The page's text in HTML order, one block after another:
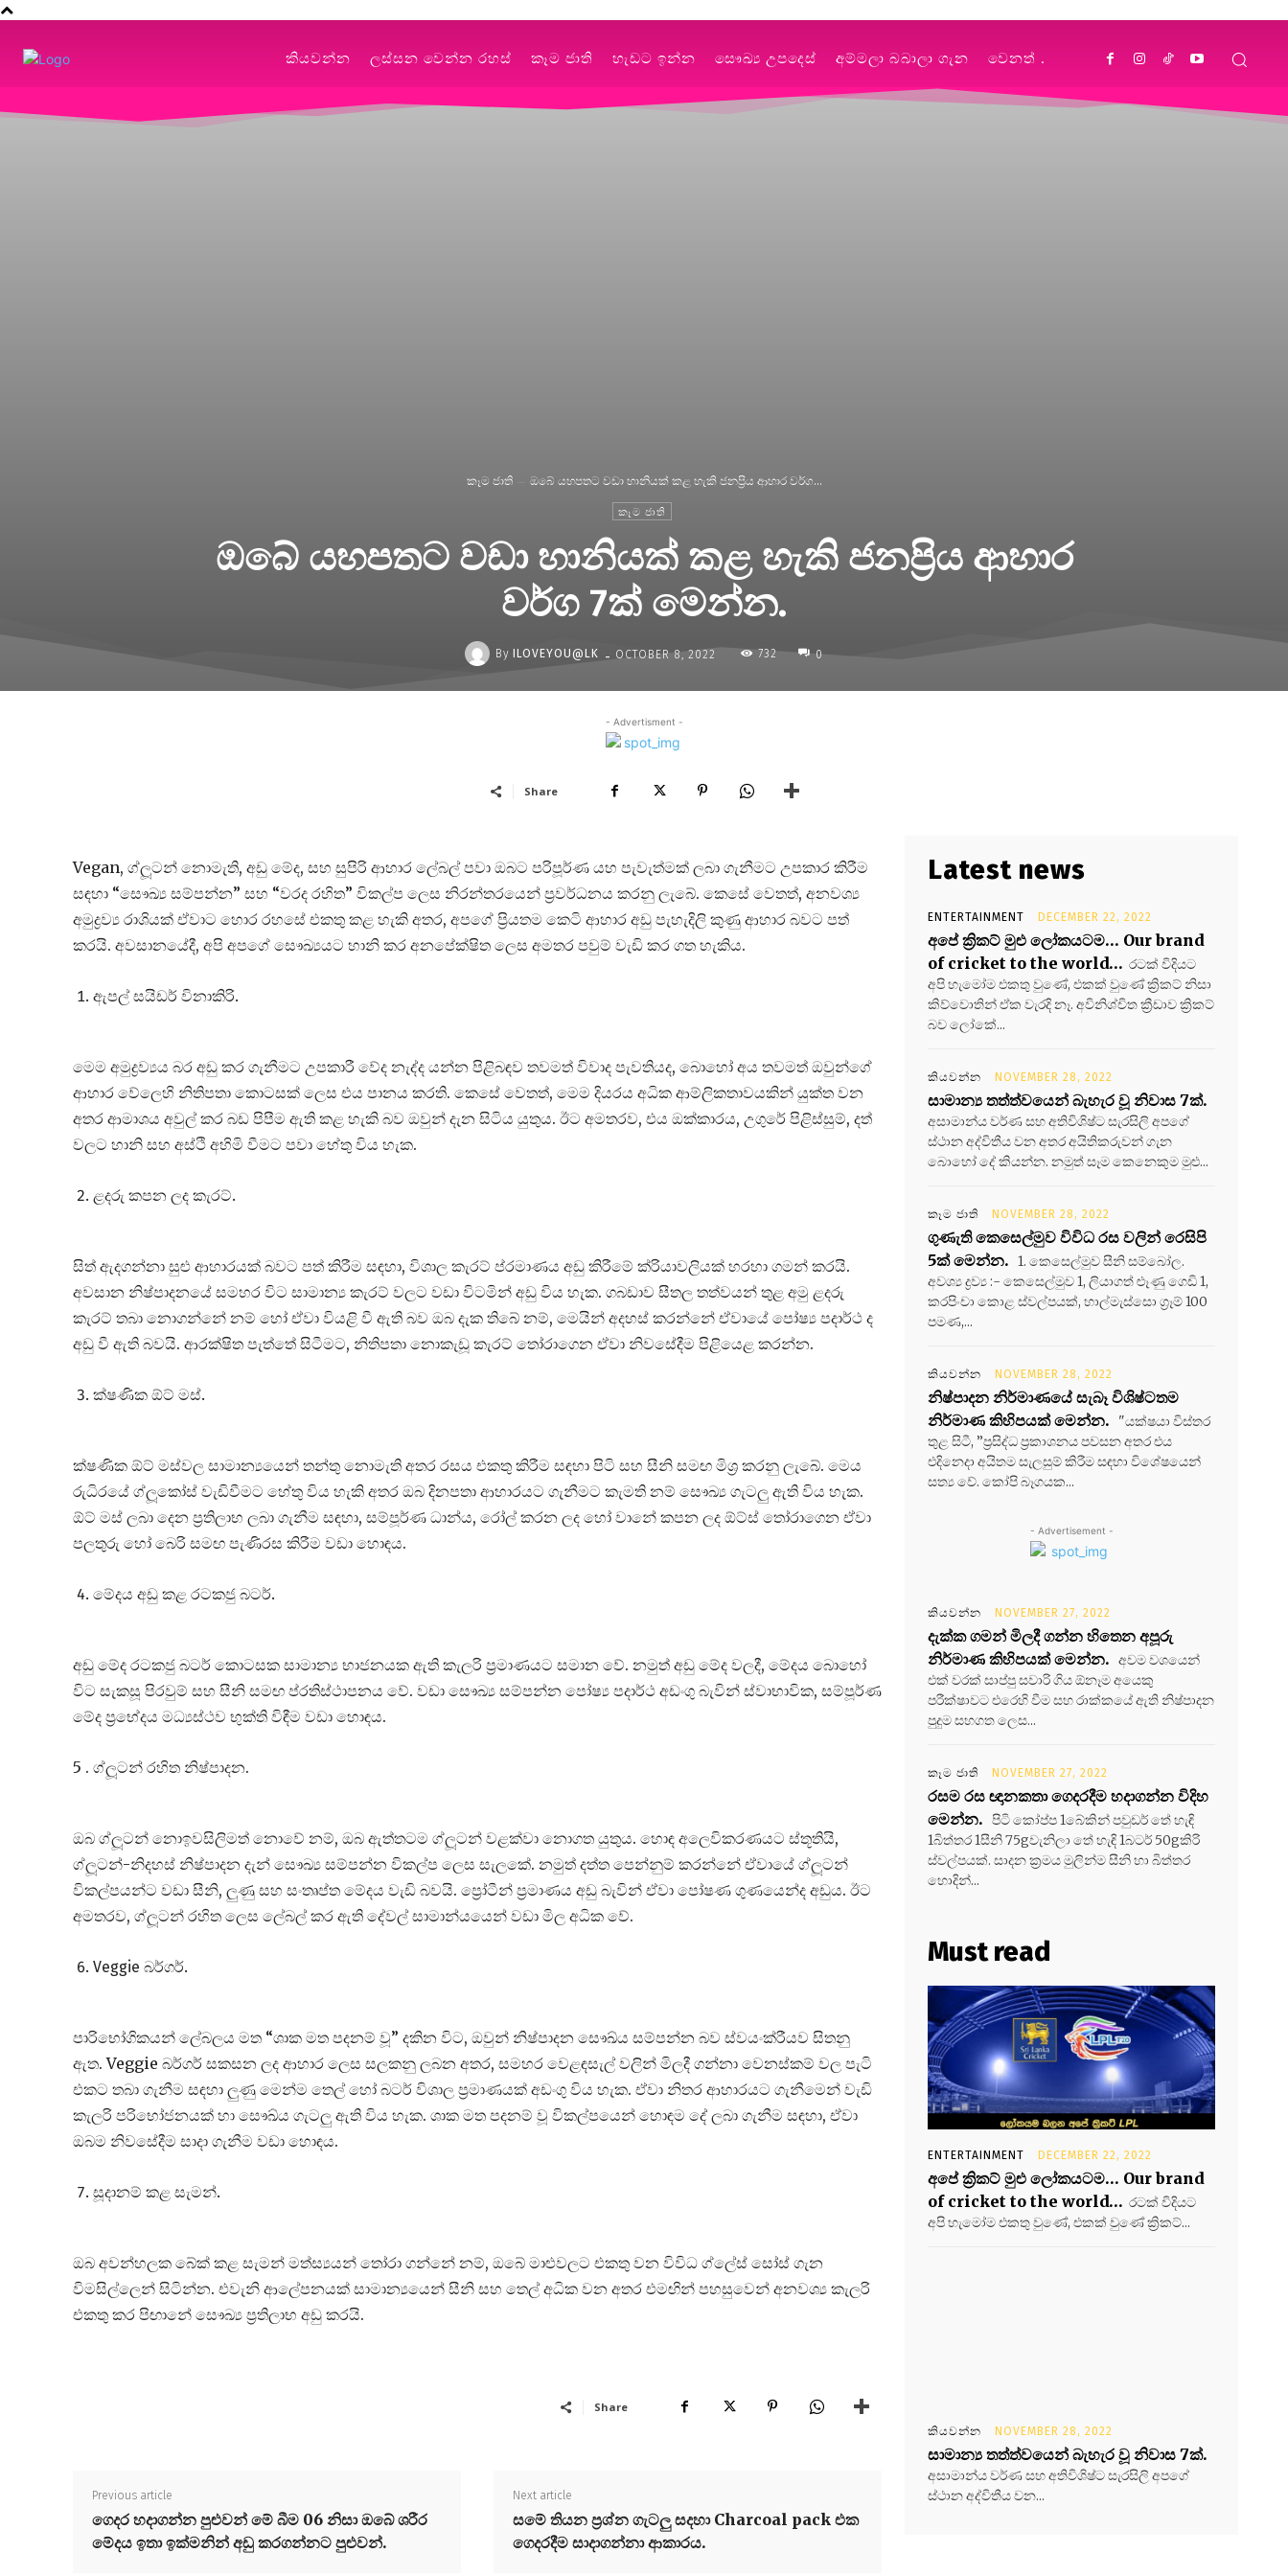
කියවන්න ලස්සන වෙන්න රහස් කෑම ජාති හැඩට ඉන්න සෞඛ්‍ය උපදෙස් අම්මලා බබාලා ගැන වෙනත්
කෑම ජාති ඔබේ යහපතට වඩා හානියක් කළ හැකි ජනප්‍රිය ආහාර වර්ග...
කෑම ජාති
ඔබේ යහපතට වඩා හානියක් කළ හැකි ජනප්‍රිය ආහාර
වර්ග 7ක් මෙන්න.
By ILOVEYOU@LK - OCTOBER 8, 2022 732 0
- Advertisment -
Share
Vegan, ග්ලූටන් නොමැති, අඩු මේද, සහ සුපිරි ආහාර ලේබල් පවා ඔබට පරිපූර්ණ යහ පැවැත්මක් ලබා ගැනීමට උපකාර කිරීම
සඳහා “සෞඛ්‍ය සම්පන්න” සහ “වරද රහිත” විකල්ප ලෙස නිරන්තරයෙන් ප්‍රවර්ධනය කරනු ලැබේ. කෙසේ වෙතත්, අනවශ්‍ය
අමුද්‍රව්‍ය රාශියක් ඒවාට හොර රහසේ එකතු කළ හැකි අතර, අපගේ ප්‍රියතම කෙටි ආහාර අඩු පැහැදිලි කුණු ආහාර බවට පත්
කරයි. අවසානයේදී, අපි අපගේ සෞඛ්‍යයට හානි කර අනපේක්ෂිත ලෙස අමතර පවුම් වැඩි කර ගත හැකිය.
ඇපල් සයිඩර් විනාකිරි.
මෙම අමුද්‍රව්‍යය බර අඩු කර ගැනීමට උපකාරී වේද නැද්ද යන්න පිළිබඳව තවමත් විවාද පැවතියද, බොහෝ අය තවමත් ඔවුන්ගේ
ආහාර වේලෙහි නිතිපතා කොටසක් ලෙස එය පානය කරති. කෙසේ වෙතත්, මෙම දියරය අධික ආම්ලිකතාවයකින් යුක්ත වන
අතර ආමාශය අවුල් කර බඩ පිපීම ඇති කළ හැකි බව ඔවුන් දැන සිටිය යුතුය. ඊට අමතරව, එය ඔක්කාරය, උගුරේ පිළිස්සුම්, දත්
වලට හානි සහ අස්ථි අහිමි වීමට පවා හේතු විය හැක.
ළදරු කපන ලද කැරට්.
සිත් ඇදගන්නා සුළු ආහාරයක් බවට පත් කිරීම සඳහා, විශාල කැරට් ප්රමාණය අඩු කිරීමේ ක්රියාවලියක් හරහා ගමන් කරයි.
අවසාන නිෂ්පාදනයේ සමහර විට සාමාන්‍ය කැරට් වලට වඩා විටමින් අඩු විය හැක. ගබඩාව සීතල තත්වයන් තුළ අමු ළදරු
කැරට් තබා නොගන්නේ නම් හෝ ඒවා වියළි වී ඇති බව ඔබ දැක තිබේ නම්, මෙයින් අදහස් කරන්නේ ඒවායේ පෝෂ්‍ය පදාර්ථ ද
අඩු වී ඇති බවයි. ආරක්ෂිත පැත්තේ සිටීමට, නිතිපතා නොකැඩූ කැරට් තෝරාගෙන ඒවා නිවසේදීම පිළියෙළ කරන්න.
ක්ෂණික ඕට් මස්.
ක්ෂණික ඕට් මස්වල සාමාන්‍යයෙන් තන්තු නොමැති අතර රසය එකතු කිරීම සඳහා පිටි සහ සීනි සමඟ මිශ්‍ර කරනු ලැබේ. මෙය
රුධිරයේ ග්ලූකෝස් වැඩිවීමට හේතු විය හැකි අතර ඔබ දිනපතා ආහාරයට ගැනීමට කැමති නම් සෞඛ්‍ය ගැටලු ඇති විය හැක.
ඕට් මස් ලබා දෙන ප්‍රතිලාභ ලබා ගැනීම සඳහා, සම්පූර්ණ ධාන්ය, රෝල් කරන ලද හෝ වානේ කපන ලද ඕට්ස් තෝරාගෙන ඒවා
පලතුරු හෝ බෙරි සමඟ පැණිරස කිරීම වඩා හොඳය.
මේදය අඩු කළ රටකජු බටර්.
අඩු මේද රටකජු බටර් කොටසක සාමාන්‍ය භාජනයක ඇති කැලරි ප්‍රමාණයට සමාන වේ. නමුත් අඩු මේද වලදී, මේදය බොහෝ
විට සැකසූ පිරවුම් සහ සීනි සමඟ ප්රතිස්ථාපනය වේ. වඩා සෞඛ්‍ය සම්පන්න පෝෂ්‍ය පදාර්ථ අඩංගු බැවින් ස්වාභාවික, සම්පූර්ණ
මේද ප්‍රභේදය මධ්‍යස්ථව භුක්ති විඳීම වඩා හොඳය.
5 . ග්ලූටන් රහිත නිෂ්පාදන.
ඔබ ග්ලූටන් නොඉවසිලිමත් නොවේ නම්, ඔබ ඇත්තටම ග්ලූටන් වළක්වා නොගත යුතුය. හොඳ අලෙවිකරණයට ස්තූතියි,
ග්ලූටන්-නිදහස් නිෂ්පාදන දැන් සෞඛ්‍ය සම්පන්න විකල්ප ලෙස සැලකේ. නමුත් දත්ත පෙන්නුම් කරන්නේ ඒවායේ ග්ලූටන්
විකල්පයන්ට වඩා සීනි, ලුණු සහ සංතෘප්ත මේදය වැඩි බවයි. ප්‍රෝටීන් ප්‍රමාණය අඩු බැවින් ඒවා පෝෂණ ගුණයෙන්ද අඩුය. ඊට
අමතරව, ග්ලූටන් රහිත ලෙස ලේබල් කර ඇති දේවල් සාමාන්යයෙන් වඩා මිල අධික වේ.
Veggie බර්ගර්.
පාරිභෝගිකයන් ලේබලය මත “ශාක මත පදනම් වූ” දකින විට, ඔවුන් නිෂ්පාදන සෞඛ්ය සම්පන්න බව ස්වයංක්රීයව සිතනු
ඇත. Veggie බර්ගර් සකසන ලද ආහාර ලෙස සලකනු ලබන අතර, සමහර වෙළඳසැල් වලින් මිලදී ගන්නා වෙනස්කම් වල පැටි
එකට තබා ගැනීම සඳහා ලුණු මෙන්ම තෙල් හෝ බටර් විශාල ප්‍රමාණයක් අඩංගු විය හැක. ඒවා නිතර ආහාරයට ගැනීමෙන් වැඩි
කැලරි පරිභෝජනයක් හා සෞඛ්ය ගැටලු ඇති විය හැක. ශාක මත පදනම් වූ විකල්පයෙන් හොඳම දේ ලබා ගැනීම සඳහා, ඒවා
ඔබම නිවසේදීම සාදා ගැනීම වඩා හොඳය.
සූදානම් කළ සැමන්.
ඔබ අවන්හලක බේක් කළ සැමන් මත්ස්‍යයන් තෝරා ගන්නේ නම්, ඔබේ මාළුවලට එකතු වන විවිධ ග්ලේස් සෝස් ගැන
විමසිල්ලෙන් සිටින්න. එවැනි ආලේපනයක් සාමාන්‍යයෙන් සීනි සහ තෙල් අධික වන අතර එමඟින් පහසුවෙන් අනවශ්‍ය කැලරි
එකතු කර පිඟානේ සෞඛ්‍ය ප්‍රතිලාභ අඩු කරයි.
Share
Previous article
ගෙදර හදාගන්න පුළුවන් මේ බීම 06 නිසා ඔබේ ශරීර
මේදය ඉතා ඉක්මනින් අඩු කරගන්නට පුළුවන්.
Next article
සමේ තියන ප්‍රශ්න ගැටලු සදහා Charcoal pack එක
ගෙදරදීම සාදාගන්නා ආකාරය.
Latest news
ENTERTAINMENT DECEMBER 22, 2022
අපේ ක්‍රිකට් මුළු ලෝකයටම… Our brand
of cricket to the world… රටක් විදියට
අපි හැමෝම එකතු වුණේ, එකක් වුණේ ක්‍රිකට් නිසා
කිව්වොතින් ඒක වැරදි නෑ. අවිනිශ්චිත ක්‍රීඩාව ක්‍රිකට්
බව ලෝකේ...
කියවන්න NOVEMBER 28, 2022
සාමාන්‍ය තත්ත්වයෙන් බැහැර වූ නිවාස 7ක්.
අසාමාන්ය වර්ණ සහ අතිවිශිෂ්ට සැරසිලි අපගේ
ස්ථාන අද්විතීය වන අතර අයිතිකරුවන් ගැන
බොහෝ දේ කියන්න. නමුත් සෑම කෙනෙකුම මුළු...
කෑම ජාති NOVEMBER 28, 2022
ගුණැති කෙසෙල්මුව විවිධ රස වලින් රෙසිපි
5ක් මෙන්න. 1. කෙසෙල්මුව සීනි සම්බෝල.
අවශ්‍ය ද්‍රව්‍ය :- කෙසෙල්මුව 1, ලියාගත් ළූණු ගෙඩි 1,
කරපිංචා කොළ ස්වල්පයක්, හාල්මැස්සො ග්‍රෑම් 100
පමණ,...
කියවන්න NOVEMBER 28, 2022
නිෂ්පාදන නිර්මාණයේ සැබෑ විශිෂ්ටතම
නිර්මාණ කිහිපයක් මෙන්න.
"යක්ෂයා විස්තර
තුළ සිටී, ”ප්‍රසිද්ධ ප්‍රකාශනය පවසන අතර එය
එදිනෙදා අයිතම සැලසුම් කිරීම සඳහා විශේෂයෙන්
සත්‍ය වේ. කෝපි බෑගයක...
- Advertisement -
කියවන්න NOVEMBER 27, 2022
දැක්ක ගමන් මිලදී ගන්න හිතෙන අපූරු
නිර්මාණ කිහිපයක් මෙන්න. අවම වශයෙන්
එක් වරක් සාප්පු සවාරි ගිය ඕනෑම අයෙකු
පරීක්ෂාවට එරෙහි වීම සහ රාක්කයේ ඇති නිෂ්පාදන
පුදුම සහගත ලෙස...
කෑම ජාති NOVEMBER 27, 2022
රසම රස ඥානකතා ගෙදරදීම හදාගන්න විදිහ
මෙන්න. පිටි කෝප්ප 1බේකින් පවුඩර් තේ හැඳි
1බිත්තර 1සීනි 75gවැනිලා තේ හැඳි 1බටර් 50gකිරි
ස්වල්පයක්. සාදන ක්‍රමය මුලින්ම සීනි හා බිත්තර
හොදින්...
Must read
ENTERTAINMENT DECEMBER 22, 2022
අපේ ක්‍රිකට් මුළු ලෝකයටම… Our brand
of cricket to the world… රටක් විදියට
අපි හැමෝම එකතු වුණේ, එකක් වුණේ ක්‍රිකට්...
කියවන්න NOVEMBER 28, 2022
සාමාන්‍ය තත්ත්වයෙන් බැහැර වූ නිවාස 7ක්.
අසාමාන්ය වර්ණ සහ අතිවිශිෂ්ට සැරසිලි අපගේ
ස්ථාන අද්විතීය වන...